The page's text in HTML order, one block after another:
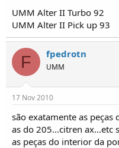
UMM Alter II Turbo 92
UMM Alter II Pick up 93
F fpedrotn
UMM
17 Nov 2010
são exatamente as
as do 205...citren ax...etc
as peças do interior da